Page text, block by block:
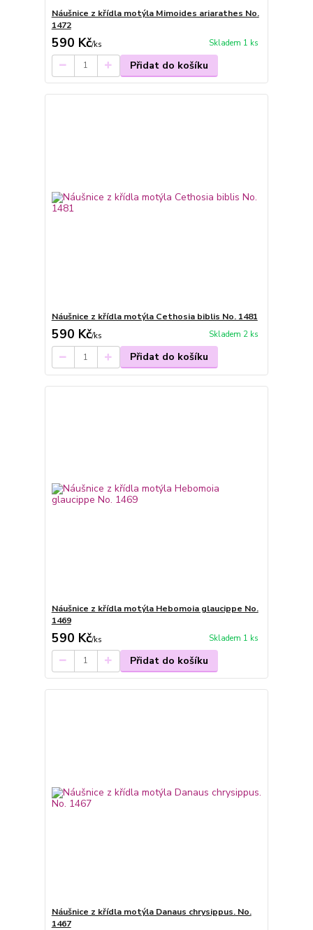
Náušnice z křídla motýla Mimoides ariarathes No.
1472
590 Kč/ks Skladem 1 ks
Přidat do košíku
Náušnice z křídla motýla Cethosia biblis No. 1481
590 Kč/ks Skladem 2 ks
Přidat do košíku
Náušnice z křídla motýla Hebomoia glaucippe No.
1469
590 Kč/ks Skladem 1 ks
Přidat do košíku
Náušnice z křídla motýla Danaus chrysippus. No.
1467